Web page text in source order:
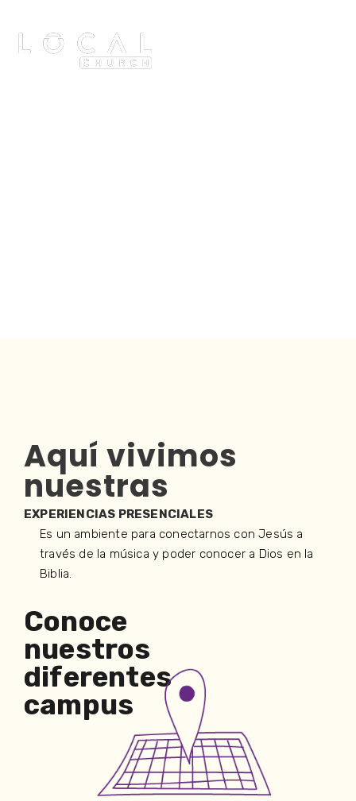
Aquí vivimos
nuestras
EXPERIENCIAS PRESENCIALES
Es un ambiente para conectarnos con Jesús a
través de la música y poder conocer a Dios en la
Biblia.
Conoce
nuestros
diferentes
campus